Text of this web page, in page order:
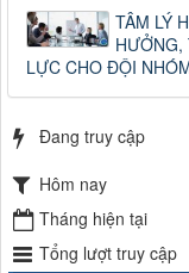
TÂM LÝ
HƯỞNG,
LỰC CHO ĐỘI
Đang truy cập
Hôm nay
Tháng hiện tại
Tổng lượt truy cập